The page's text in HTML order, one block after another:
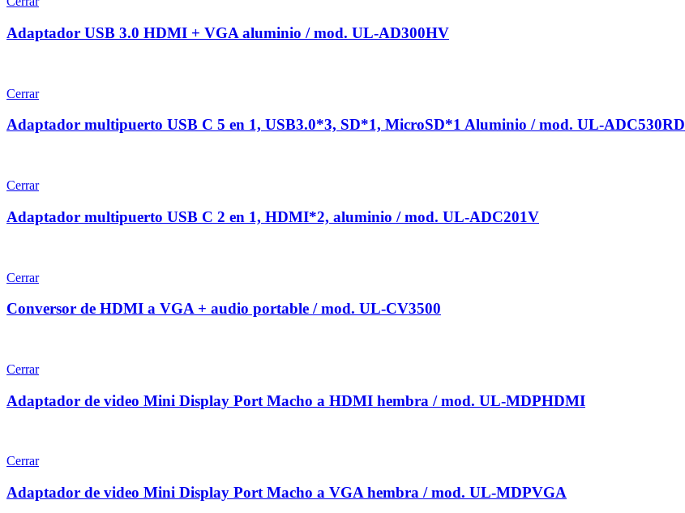
Adaptador USB 3.0 HDMI + VGA aluminio / mod. UL-AD300HV
Cerrar
Adaptador multipuerto USB C 5 en 1, USB3.0*3, SD*1, MicroSD*1 Aluminio / mod. UL-ADC530RD
Cerrar
Adaptador multipuerto USB C 2 en 1, HDMI*2, aluminio / mod. UL-ADC201V
Cerrar
Conversor de HDMI a VGA + audio portable / mod. UL-CV3500
Cerrar
Adaptador de video Mini Display Port Macho a HDMI hembra / mod. UL-MDPHDMI
Cerrar
Adaptador de video Mini Display Port Macho a VGA hembra / mod. UL-MDPVGA